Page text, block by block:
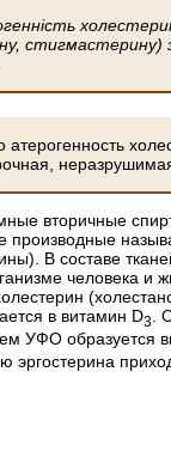
стигмастерину)
вторичные
В составе
человека
в витамин D3
.
УФО образуется